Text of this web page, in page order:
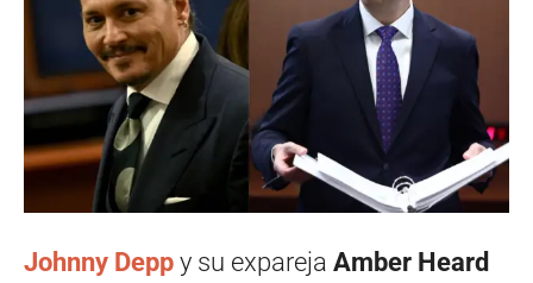
Johnny Depp y su expareja Amber Heard